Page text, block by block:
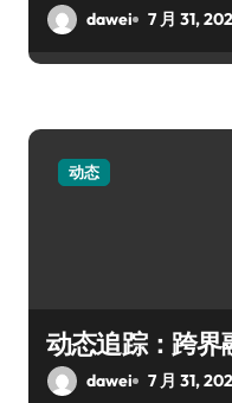
dawei 7 月 31,
动态
动态追踪：跨界
dawei 7 月 31,